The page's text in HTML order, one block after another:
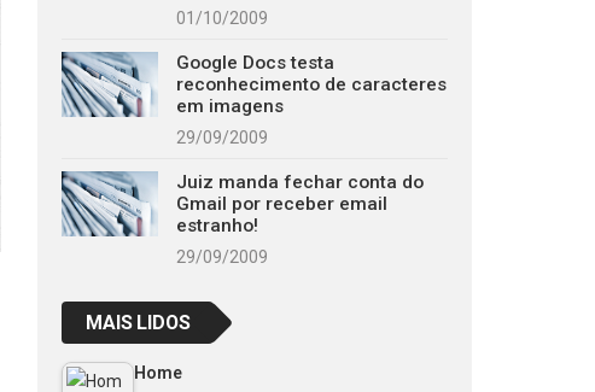
01/10/2009
Google Docs testa
reconhecimento de caracteres
em imagens
29/09/2009
Juiz manda fechar conta do
Gmail por receber email
estranho!
29/09/2009
MAIS LIDOS
Home